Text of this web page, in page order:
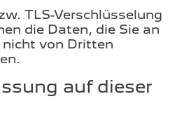
TLS-Verschlüsselung
die Daten, die Sie an
von Dritten
auf dieser